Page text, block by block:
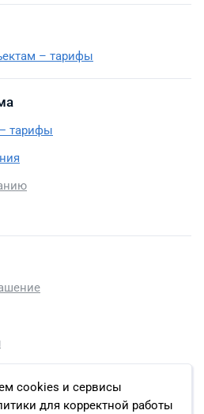
cookies и сервисы
для корректной работы
– тарифы
тарифы